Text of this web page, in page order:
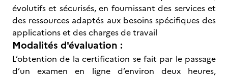
évolutifs et sécurisés, en fournissant des services et
des ressources adaptés aux besoins spécifiques des
applications et des charges de travail
Modalités d'évaluation :
L’obtention de la certification se fait par le passage
d’un examen en ligne d’environ deux heures,